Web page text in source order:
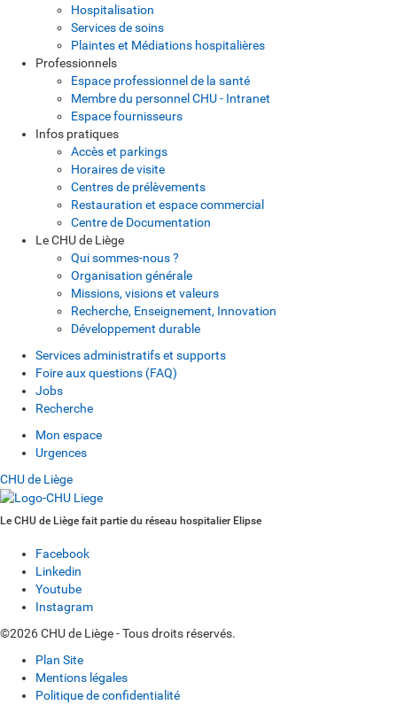
Hospitalisation
Services de soins
Plaintes et Médiations hospitalières
Professionnels
Espace professionnel de la santé
Membre du personnel CHU - Intranet
Espace fournisseurs
Infos pratiques
Accès et parkings
Horaires de visite
Centres de prélèvements
Restauration et espace commercial
Centre de Documentation
Le CHU de Liège
Qui sommes-nous ?
Organisation générale
Missions, visions et valeurs
Recherche, Enseignement, Innovation
Développement durable
Services administratifs et supports
Foire aux questions (FAQ)
Jobs
Recherche
Mon espace
Urgences
CHU de Liège
Le CHU de Liège fait partie du réseau hospitalier Elipse
Facebook
Linkedin
Youtube
Instagram
©2026 CHU de Liège - Tous droits réservés.
Plan Site
Mentions légales
Politique de confidentialité